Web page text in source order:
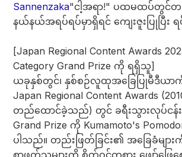
Sannenzaka"ငါ့အရာ!" ပထမထပ်တွ
နယ်နယ်အရပ်ရပ်မှာရှိရင် ကျေးဇူးပြုပြီး ရ
[Japan Regional Content Awards
Category Grand Prize ကို ရရှိသူ]
ယခုနှစ်တွင်၊ နှစ်စဉ်လူထုအခြေပြုမီဒီယ
Japan Regional Content Awards
တည်ထောင်ခဲ့သည်) တွင် ခရီးသွားလုပ်င
Grand Prize ကို Kumamoto's
ပါသည်။ တည်းဖြတ်ခြင်း၏ အခြေခံများ
စာဖတ်သူများကို စိတ်ဝင်တစား ဖျော်ဖြေစ